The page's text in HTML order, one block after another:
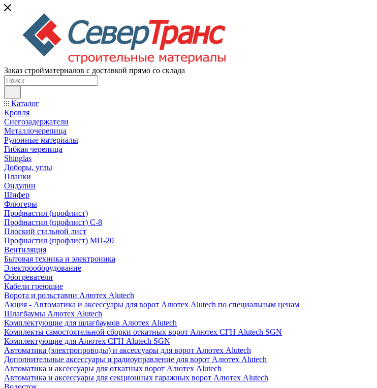
Заказ стройматериалов с доставкой прямо со склада
Каталог
Кровля
Снегозадержатели
Металлочерепица
Рулонные материалы
Гибкая черепица
Shinglas
Доборы, углы
Планки
Ондулин
Шифер
Флюгеры
Профнастил (профлист)
Профнастил (профлист) С-8
Плоский стальной лист
Профнастил (профлист) МП-20
Вентиляция
Бытовая техника и электроника
Электрооборудование
Обогреватели
Кабели греющие
Ворота и рольставни Алютех Alutech
Акция - Автоматика и аксессуары для ворот Алютех Alutech по специальным ценам
Шлагбаумы Алютех Alutech
Комплектующие для шлагбаумов Алютех Alutech
Комплекты самостоятельной сборки откатных ворот Алютех СГН Alutech SGN
Комплектующие для Алютех СГН Alutech SGN
Автоматика (электропроводы) и аксессуары для ворот Алютех Alutech
Дополнительные аксессуары и радиоуправление для ворот Алютех Alutech
Автоматика и аксессуары для откатных ворот Алютех Alutech
Автоматика и аксессуары для секционных гаражных ворот Алютех Alutech